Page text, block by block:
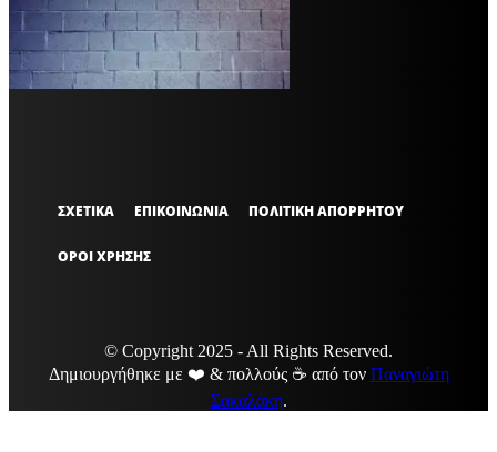
VARiEMAi
OFFICIAL
ΣΧΕΤΙΚΑ ΕΠΙΚΟΙΝΩΝΙΑ ΠΟΛΙΤΙΚΗ ΑΠΟΡΡΗΤΟΥ
ΟΡΟΙ ΧΡΗΣΗΣ
© Copyright 2025 - All Rights Reserved.
Δημιουργήθηκε με ❤️ & πολλούς ☕ από τον Παναγιώτη
Σακαλάκη.